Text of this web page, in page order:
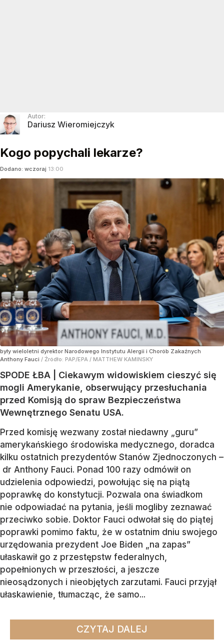
Autor:
Dariusz Wieromiejczyk
Kogo popychali lekarze?
Dodano: wczoraj 13:00
były wieloletni dyrektor Narodowego Instytutu Alergii i Chorób Zakaźnych
Anthony Fauci / Źródło: PAP/EPA / MATTHEW KAMINSKY
SPODE ŁBA | Ciekawym widowiskiem cieszyć się
mogli Amerykanie, obserwujący przesłuchania
przed Komisją do spraw Bezpieczeństwa
Wewnętrznego Senatu USA.
Przed komisję wezwany został niedawny „guru”
amerykańskiego środowiska medycznego, doradca
kilku ostatnich prezydentów Stanów Zjednoczonych –
dr Anthony Fauci. Ponad 100 razy odmówił on
udzielenia odpowiedzi, powołując się na piątą
poprawkę do konstytucji. Pozwala ona świadkom
nie odpowiadać na pytania, jeśli mogliby zeznawać
przeciwko sobie. Doktor Fauci odwołał się do piątej
poprawki pomimo faktu, że w ostatnim dniu swojego
urzędowania prezydent Joe Biden „na zapas”
ułaskawił go z przestępstw federalnych,
popełnionych w przeszłości, a jeszcze
nieosądzonych i nieobjętych zarzutami. Fauci przyjął
ułaskawienie, tłumacząc, że samo...
CZYTAJ DALEJ